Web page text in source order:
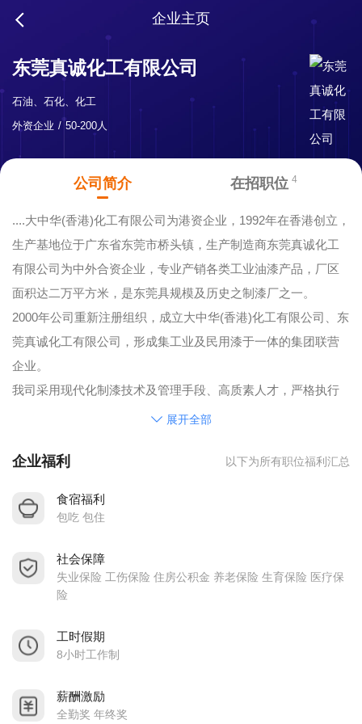
企业主页
东莞真诚化工有限公司
石油、石化、化工
外资企业
50-200人
公司简介 在招职位 4
....大中华(香港)化工有限公司为港资企业，1992年在香港创立，
生产基地位于广东省东莞市桥头镇，生产制造商东莞真诚化工
有限公司为中外合资企业，专业产销各类工业油漆产品，厂区
面积达二万平方米，是东莞具规模及历史之制漆厂之一。
2000年公司重新注册组织，成立大中华(香港)化工有限公司、东
莞真诚化工有限公司，形成集工业及民用漆于一体的集团联营
企业。
我司采用现代化制漆技术及管理手段、高质素人才，严格执行
ISO9001国际质量体系标准，产品性能优异、质量稳定、价格合
度，赢得广范客户的高度信赖。
产品结购，经过我们多年持续不断的努力，不仅建立公司昭著
在激烈的市场竞争中，我们坚持不断改进制漆技术、创研新产
品、吸纳专业人才，伸展企业规模、坚持「质量与服务」的一
我们的最终目标。
展开全部
企业福利 以下为所有职位福利汇总
食宿福利
包吃 包住
社会保障
失业保险 工伤保险 住房公积金 养老保险 生育保险 医疗保
险
工时假期
8小时工作制
薪酬激励
全勤奖 年终奖